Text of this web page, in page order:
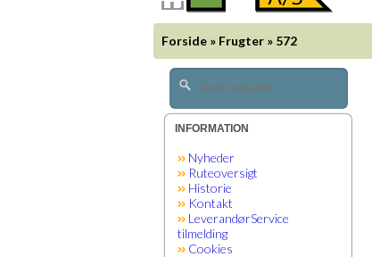
Forside » Frugter » 572
INFORMATION
Nyheder
Ruteoversigt
Historie
Kontakt
LeverandørService
tilmelding
Cookies